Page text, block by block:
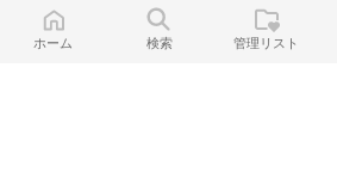
ホーム 検索 管理リスト
ホーム 検索 管理リスト